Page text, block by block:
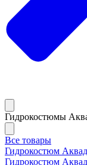
Гидрокостюмы
Все товары
Гидрокостюм
Гидрокостюм